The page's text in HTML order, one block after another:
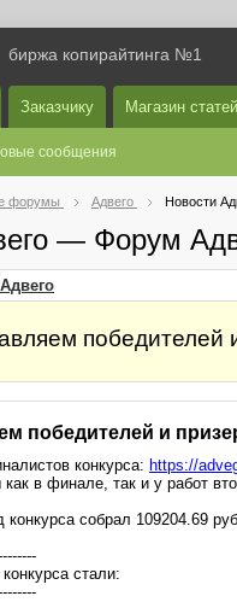
биржа копирайтинга №1
Заказчику Магазин статей
сообщения
форумы Адвего Новости
— Форум
победителей
победителей и
конкурса: https://
в финале, так и у работ
конкурса собрал 109204.69
стали: